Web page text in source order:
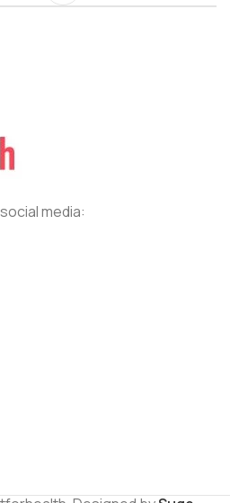
media: